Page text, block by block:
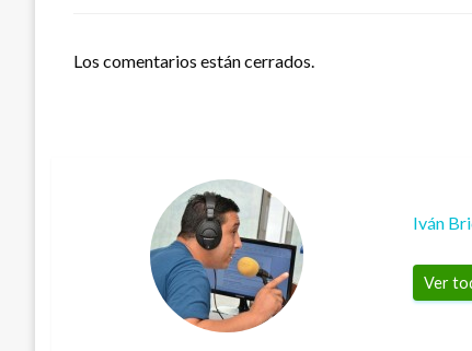
Los comentarios están cerrados.
Iván
Ver